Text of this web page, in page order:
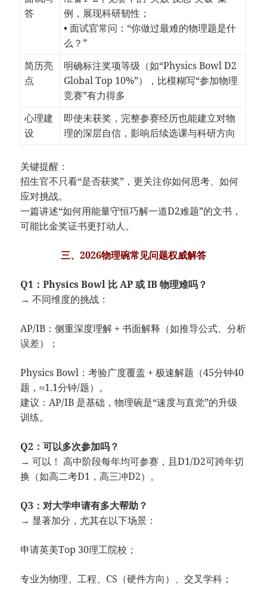
答
例，展现科研韧性；
• 面试官常问：“你做过最难的物理题是什
么？”
简历亮
点
明确标注奖项等级（如“Physics Bowl D2
Global Top 10%”），比模糊写“参加物理
竞赛”有力得多
心理建
设
即使未获奖，完整参赛经历也能建立对物
理的深层自信，影响后续选课与科研方向
关键提醒：
招生官不只看“是否获奖”，更关注你如何思考、如何
应对挑战。
一篇讲述“如何用能量守恒巧解一道D2难题”的文书，
可能比金奖证书更打动人。
三、2026物理碗常见问题权威解答
Q1：Physics Bowl 比 AP 或 IB 物理难吗？
→ 不同维度的挑战：
AP/IB：侧重深度理解 + 书面解释（如推导公式、分析
误差）；
Physics Bowl：考验广度覆盖 + 极速解题（45分钟40
题，≈1.1分钟/题）。
建议：AP/IB 是基础，物理碗是“速度与直觉”的升级
训练。
Q2：可以多次参加吗？
→ 可以！ 高中阶段每年均可参赛，且D1/D2可跨年切
换（如高二考D1，高三冲D2）。
Q3：对大学申请有多大帮助？
→ 显著加分，尤其在以下场景：
申请英美Top 30理工院校；
专业为物理、工程、CS（硬件方向）、交叉学科；